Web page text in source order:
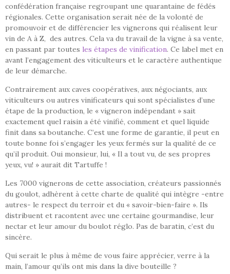
confédération française regroupant une quarantaine de fédés
régionales. Cette organisation serait née de la volonté de
promouvoir et de différencier les vignerons qui réalisent leur
vin de A à Z, des autres. Cela va du travail de la vigne à sa vente,
en passant par toutes les étapes de vinification. Ce label met en
avant l’engagement des viticulteurs et le caractère authentique
de leur démarche.
Contrairement aux caves coopératives, aux négociants, aux
viticulteurs ou autres vinificateurs qui sont spécialistes d’une
étape de la production, le « vigneron indépendant » sait
exactement quel raisin a été vinifié, comment et quel liquide
finit dans sa boutanche. C’est une forme de garantie, il peut en
toute bonne foi s’engager les yeux fermés sur la qualité de ce
qu’il produit. Oui monsieur, lui, « Il a tout vu, de ses propres
yeux, vu! » aurait dit Tartuffe !
Les 7000 vignerons de cette association, créateurs passionnés
du goulot, adhèrent à cette charte de qualité qui intègre -entre
autres- le respect du terroir et du « savoir-bien-faire ». Ils
distribuent et racontent avec une certaine gourmandise, leur
nectar et leur amour du boulot réglo. Pas de baratin, c’est du
sincère.
Qui serait le plus à même de vous faire apprécier, verre à la
main, l’amour qu’ils ont mis dans la dive bouteille ?